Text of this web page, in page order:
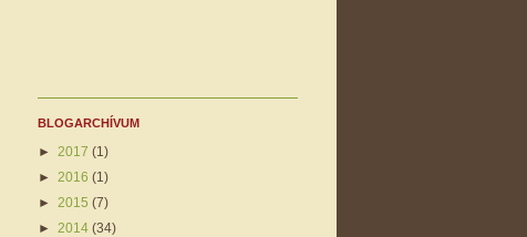
BLOGARCHÍVUM
► 2017 (1)
► 2016 (1)
► 2015 (7)
► 2014 (34)